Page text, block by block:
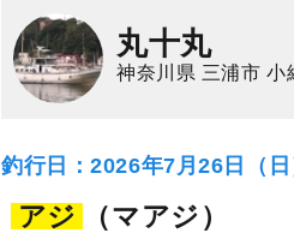
丸十丸
神奈川県 三浦市 小
釣行日：2026年7月26日（日
アジ
（マアジ）